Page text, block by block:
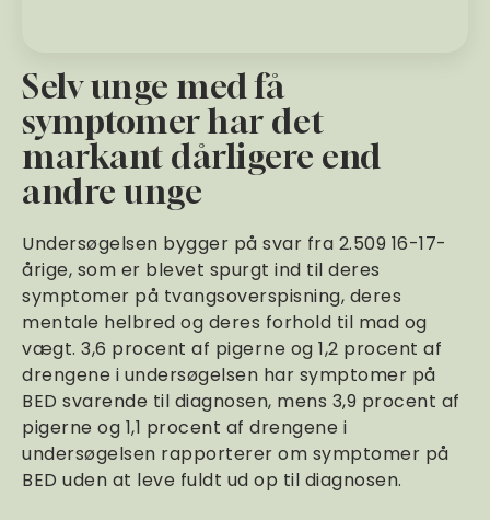
Selv unge med få
symptomer har det
markant dårligere end
andre unge
Undersøgelsen bygger på svar fra 2.509 16-17-
årige, som er blevet spurgt ind til deres
symptomer på tvangsoverspisning, deres
mentale helbred og deres forhold til mad og
vægt. 3,6 procent af pigerne og 1,2 procent af
drengene i undersøgelsen har symptomer på
BED svarende til diagnosen, mens 3,9 procent af
pigerne og 1,1 procent af drengene i
undersøgelsen rapporterer om symptomer på
BED uden at leve fuldt ud op til diagnosen.